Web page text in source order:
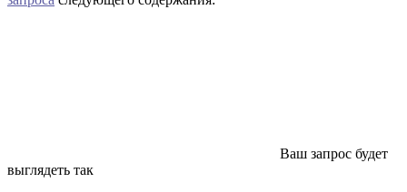
Ваш запрос будет
выглядеть так